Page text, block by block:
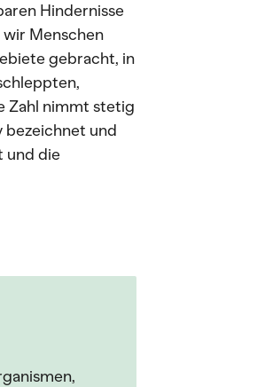
Hindernisse
Menschen
gebracht, in
Zahl nimmt stetig
bezeichnet und
und die